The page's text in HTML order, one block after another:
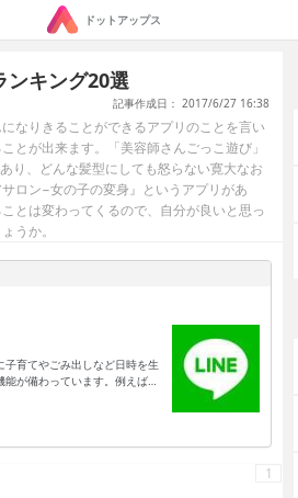
ドットアップス
ンキング20選
記事作成日： 2017/6/27 16:38
なりきることができるアプリのことを言い
とが出来ます。「美容師さんごっこ遊び」
り、どんな髪型にしても怒らない寛大なお
ロン−女の子の変身』というアプリがあ
とは変わってくるので、自分が良いと思っ
うか。
子育てやごみ出しなど日時を生
が備わっています。例えば福
から日常生活に関わる手続き
1